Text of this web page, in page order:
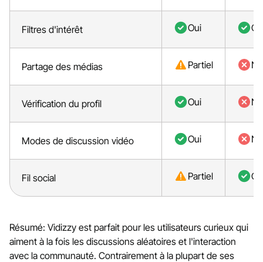
Filtres d'intérêt Oui
Partage des médias Partiel
Vérification du profil Oui
Modes de discussion vidéo Oui
Fil social Partiel
Résumé: Vidizzy est parfait pour les utilisateurs curieux qui
aiment à la fois les discussions aléatoires et l'interaction
avec la communauté. Contrairement à la plupart de ses